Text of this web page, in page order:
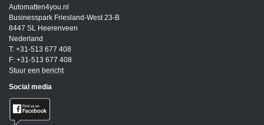
Automatten4you.nl
Businesspark Friesland-West 23-B
8447 SL Heerenveen
Nederland
T: +31-513 677 408
F: +31-513 677 408
Stuur een bericht
Social media